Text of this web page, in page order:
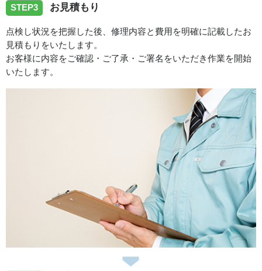
STEP3 お見積もり
点検し状況を把握した後、修理内容と費用を明確に記載したお
見積もりをいたします。
お客様に内容をご確認・ご了承・ご署名をいただき作業を開始
いたします。